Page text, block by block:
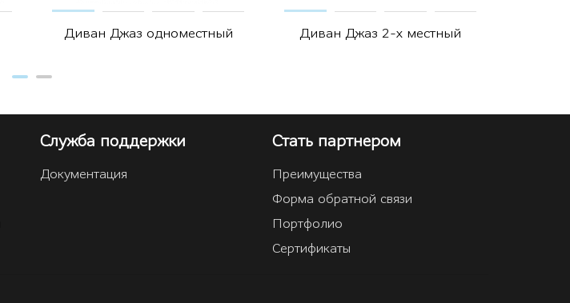
Диван Джаз одноместный Диван Джаз 2-х местный
Служба поддержки
Документация
Стать партнером
Преимущества
Форма обратной связи
Портфолио
Сертификаты